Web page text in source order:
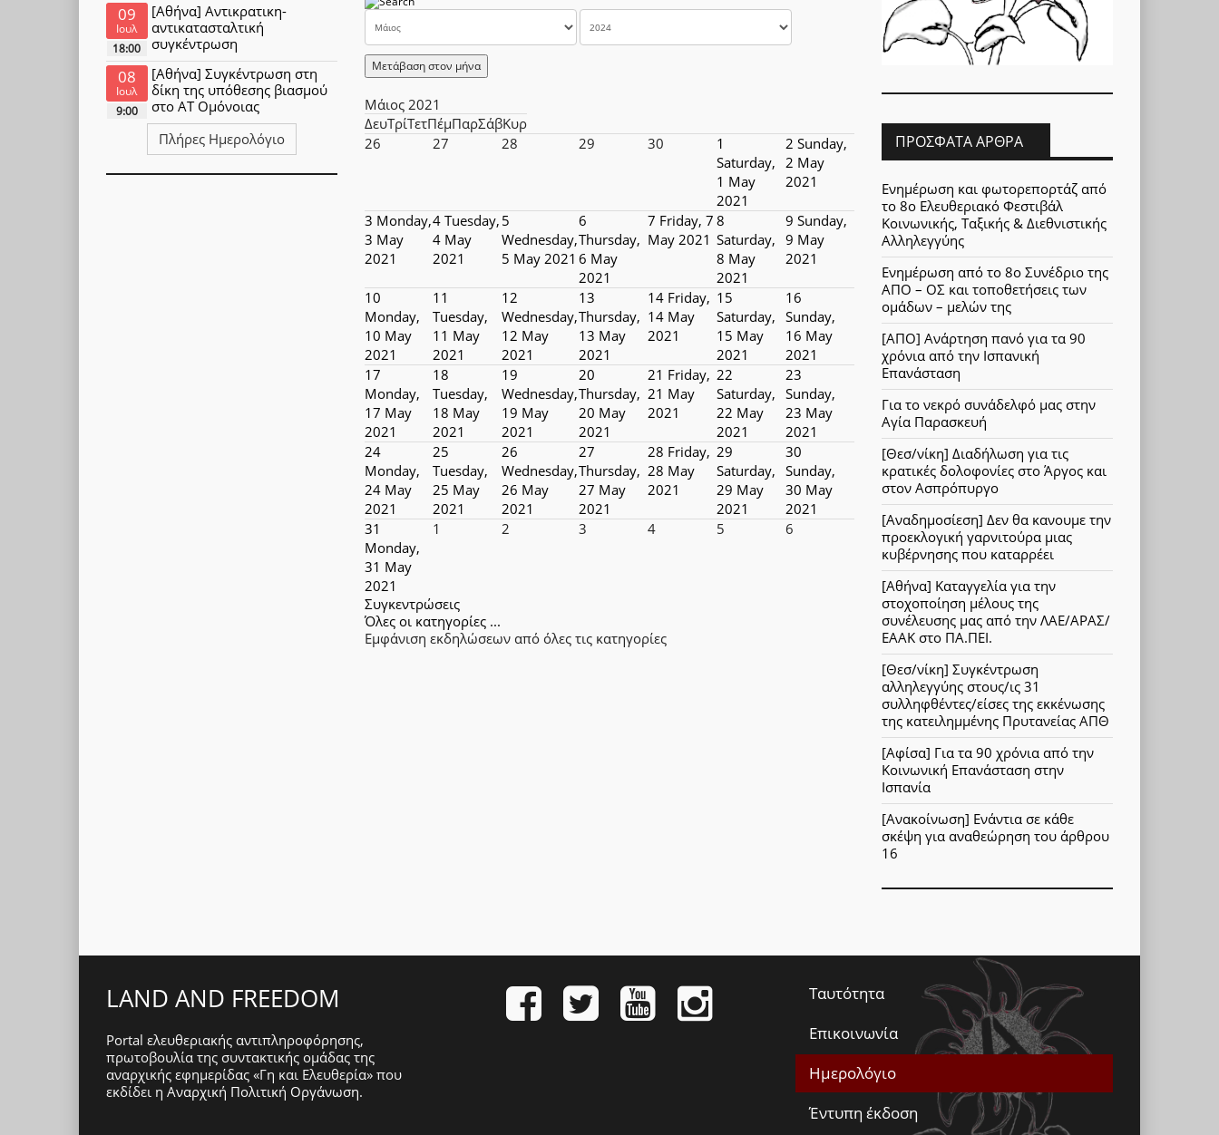
Μετάβαση στον μήνα
Μάιος 2021
ΔευΤρίΤετΠέμΠαρΣάβΚυρ
26
27 28 29 30
1
Saturday,
1 May
2021
2 Sunday,
2 May
2021
3 Monday,
3 May
2021
4 Tuesday,
4 May
2021
5
Wednesday,
5 May 2021
6
Thursday,
6 May
2021
7 Friday, 7
May 2021
8
Saturday,
8 May
2021
9 Sunday,
9 May
2021
10
Monday,
10 May
2021
11
Tuesday,
11 May
2021
12
Wednesday,
12 May
2021
13
Thursday,
13 May
2021
14 Friday,
14 May
2021
15
Saturday,
15 May
2021
16
Sunday,
16 May
2021
17
Monday,
17 May
2021
18
Tuesday,
18 May
2021
19
Wednesday,
19 May
2021
20
Thursday,
20 May
2021
21 Friday,
21 May
2021
22
Saturday,
22 May
2021
23
Sunday,
23 May
2021
24
Monday,
24 May
2021
25
Tuesday,
25 May
2021
26
Wednesday,
26 May
2021
27
Thursday,
27 May
2021
28 Friday,
28 May
2021
29
Saturday,
29 May
2021
30
Sunday,
30 May
2021
31
Monday,
31 May
2021
1 2 3 4 5 6
Συγκεντρώσεις
Όλες οι κατηγορίες ...
Εμφάνιση εκδηλώσεων από όλες τις κατηγορίες
09
Ιουλ
18:00
[Αθήνα] Αντικρατικη-
αντικατασταλτική
συγκέντρωση
08
Ιουλ
9:00
[Αθήνα] Συγκέντρωση στη
δίκη της υπόθεσης βιασμού
στο ΑΤ Ομόνοιας
Πλήρες Ημερολόγιο
ΠΡΌΣΦΑΤΑ ΆΡΘΡΑ
Ενημέρωση και φωτορεπορτάζ από
το 8ο Ελευθεριακό Φεστιβάλ
Κοινωνικής, Ταξικής & Διεθνιστικής
Αλληλεγγύης
Ενημέρωση από το 8ο Συνέδριο της
ΑΠΟ – ΟΣ και τοποθετήσεις των
ομάδων – μελών της
[ΑΠΟ] Ανάρτηση πανό για τα 90
χρόνια από την Ισπανική
Επανάσταση
Για το νεκρό συνάδελφό μας στην
Αγία Παρασκευή
[Θεσ/νίκη] Διαδήλωση για τις
κρατικές δολοφονίες στο Άργος και
στον Ασπρόπυργο
[Αναδημοσίεση] Δεν θα κανουμε την
προεκλογική γαρνιτούρα μιας
κυβέρνησης που καταρρέει
[Αθήνα] Καταγγελία για την
στοχοποίηση μέλους της
συνέλευσης μας από την ΛΑΕ/ΑΡΑΣ/
ΕΑΑΚ στο ΠΑ.ΠΕΙ.
[Θεσ/νίκη] Συγκέντρωση
αλληλεγγύης στους/ις 31
συλληφθέντες/είσες της εκκένωσης
της κατειλημμένης Πρυτανείας ΑΠΘ
[Αφίσα] Για τα 90 χρόνια από την
Κοινωνική Επανάσταση στην
Ισπανία
[Ανακοίνωση] Ενάντια σε κάθε
σκέψη για αναθεώρηση του άρθρου
16
LAND AND FREEDOM
Portal ελευθεριακής αντιπληροφόρησης,
πρωτοβουλία της συντακτικής ομάδας της
αναρχικής εφημερίδας «Γη και Ελευθερία» που
εκδίδει η Αναρχική Πολιτική Οργάνωση.
Ταυτότητα
Επικοινωνία
Ημερολόγιο
Έντυπη έκδοση